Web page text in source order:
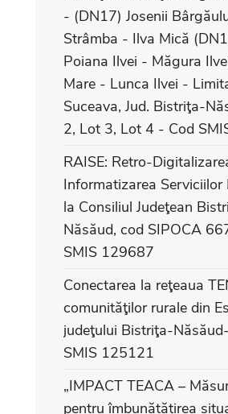
- (DN17) Josenii
Strâmba - Ilva Mică
Poiana Ilvei - Măgura
Mare - Lunca Ilvei -
Suceava, Jud. Bistriţa-
2, Lot 3, Lot 4 - Cod
RAISE: Retro-
Informatizarea Serviciilor
la Consiliul Judeţean
Năsăud, cod SIPOCA
SMIS 129687
Conectarea la reţeaua
comunităţilor rurale din
judeţului Bistriţa-
SMIS 125121
„IMPACT TEACA –
pentru îmbunătățirea